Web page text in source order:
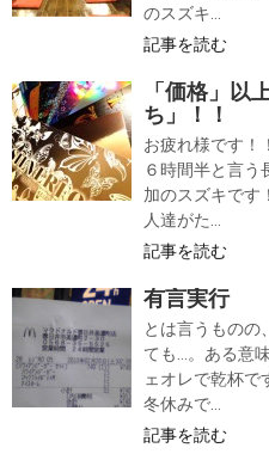
のスズキ...
記事を読む
「価格」以
ち」！！
お疲れ様です！
６時間半と言う
加のスズキです
人達がた...
記事を読む
有言実行
とは言うものの
ても…。ある意
ェオレで乾杯で
冬休みで...
記事を読む